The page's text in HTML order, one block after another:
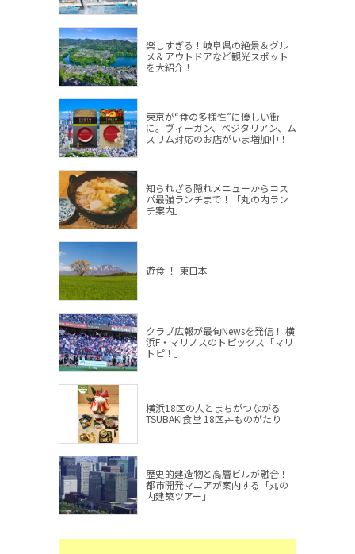
楽しすぎる！岐阜県の絶景＆グル
メ＆アウトドアなど観光スポット
を大紹介！
東京が“食の多様性”に優しい街
に。ヴィーガン、ベジタリアン、ム
スリム対応のお店がいま増加中！
知られざる隠れメニューからコス
パ最強ランチまで！「丸の内ラン
チ案内」
遊食 ！ 東日本
クラブ広報が最旬Newsを発信！ 横
浜F・マリノスのトピックス「マリ
トピ！」
横浜18区の人とまちがつながる
TSUBAKI食堂 18区丼ものがたり
歴史的建造物と高層ビルが融合！
都市開発マニアが案内する「丸の
内建築ツアー」